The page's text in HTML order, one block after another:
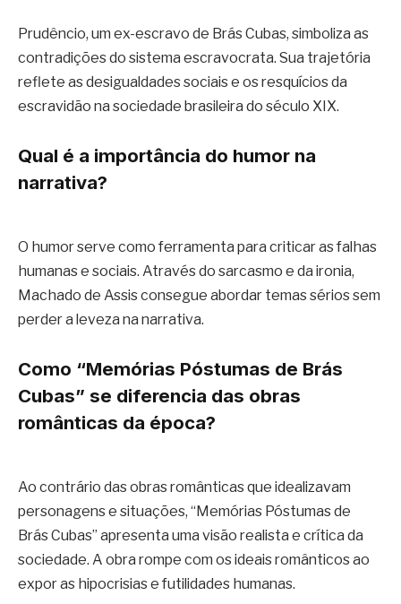
Prudêncio, um ex-escravo de Brás Cubas, simboliza as
contradições do sistema escravocrata. Sua trajetória
reflete as desigualdades sociais e os resquícios da
escravidão na sociedade brasileira do século XIX.
Qual é a importância do humor na
narrativa?
O humor serve como ferramenta para criticar as falhas
humanas e sociais. Através do sarcasmo e da ironia,
Machado de Assis consegue abordar temas sérios sem
perder a leveza na narrativa.
Como “Memórias Póstumas de Brás
Cubas” se diferencia das obras
românticas da época?
Ao contrário das obras românticas que idealizavam
personagens e situações, “Memórias Póstumas de
Brás Cubas” apresenta uma visão realista e crítica da
sociedade. A obra rompe com os ideais românticos ao
expor as hipocrisias e futilidades humanas.